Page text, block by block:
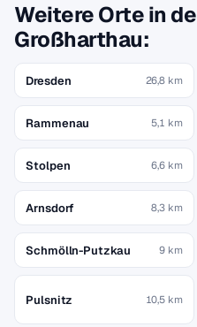
Weitere Orte in
Großharthau:
Dresden 26,8 km
Rammenau 5,1 km
Stolpen 6,6 km
Arnsdorf 8,3 km
Schmölln-Putzkau 9 km
Pulsnitz 10,5 km